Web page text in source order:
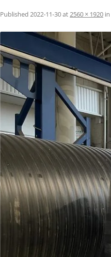
Published 2022-11-30at2560 × 1920 in